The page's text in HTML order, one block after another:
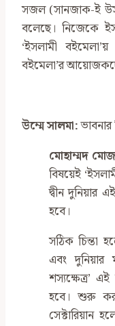
সজল (সানজাক-ই
বলেছে। নিজেকে
‘ইসলামী
বইমেলা’র
উম্মে সালমা:
মোহাম্মদ
বিষয়েই
দ্বীন দুনিয়ার
হবে।
সঠিক চিন্তা
এবং দুনিয়ার
শস্যক্ষেত্র’
হবে। শুরু
সেক্টারিয়ান